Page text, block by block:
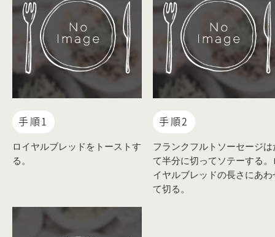
手順1
ロイヤルブレッドをトーストす
る。
手順2
フランクフルトソーセージは
て半分に切ってソテーする。
イヤルブレッドの長さにあわ
て切る。